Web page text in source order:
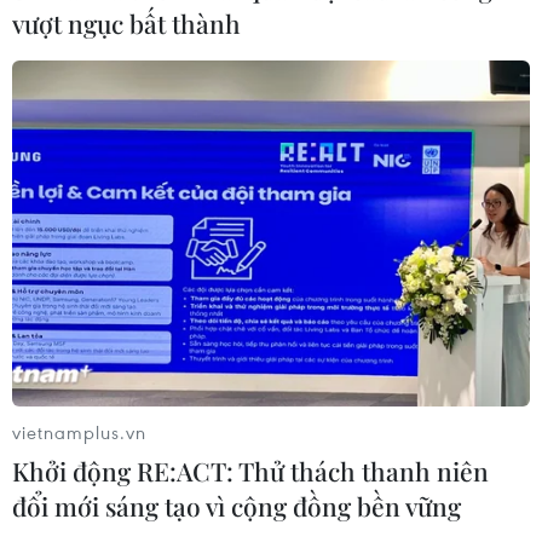
06/08/2026 07:25
Xem thêm
CƠ QUAN CHỦ QUẢN: THÔNG TẤN XÃ VIỆT NAM
Tổng Biên tập: TRẦN TIẾN DUẨN
Phó Tổng Biên tập: NGUYỄN THỊ TÁM, KHÚC THANH
THỦY
Sở hữu trí tuệ
Quy định sử dụng
vượt ngục bất thành
vietnamplus.vn
Khởi động RE:ACT: Thử thách thanh niên
đổi mới sáng tạo vì cộng đồng bền vững